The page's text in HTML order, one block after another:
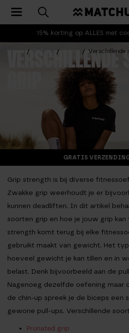
15% korting op ALLES met
Toggle navigation
Verschillende
VERSCHILLENDE
GRATIS
Grip strength is bij diverse
Zwakke grip weerhoudt je er
kunnen deadliften. In dit artikel
soorten grip en hoe je jouw grip kan
strength komt terug bij elke
gebruikt maakt van gewicht. Het
hoeveel gewicht je kan tillen en in
belast. Denk bijvoorbeeld aan de
Nagenoeg dezelfde oefening maar
de chin-up spreek je de biceps een
gewone pull-ups. Verschillende
Pronated grip